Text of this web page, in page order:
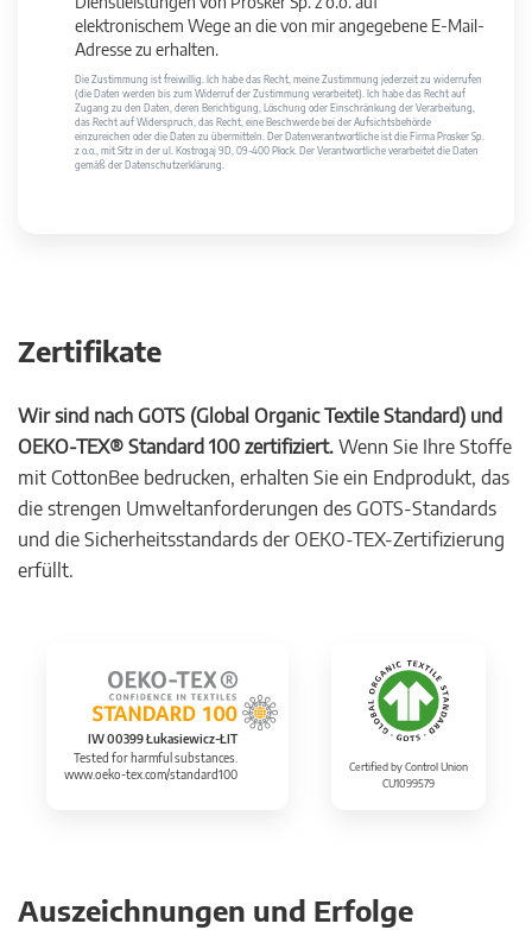
elektronischem Wege an die von mir angegebene E-Mail-
Adresse zu erhalten.
Die Zustimmung ist freiwillig. Ich habe das Recht, meine Zustimmung jederzeit zu widerrufen
(die Daten werden bis zum Widerruf der Zustimmung verarbeitet). Ich habe das Recht auf
Zugang zu den Daten, deren Berichtigung, Löschung oder Einschränkung der Verarbeitung,
das Recht auf Widerspruch, das Recht, eine Beschwerde bei der Aufsichtsbehörde
einzureichen oder die Daten zu übermitteln. Der Datenverantwortliche ist die Firma Prosker Sp.
z o.o., mit Sitz in der ul. Kostrogaj 9D, 09-400 Płock. Der Verantwortliche verarbeitet die Daten
gemäß der Datenschutzerklärung.
Zertifikate
Wir sind nach GOTS (Global Organic Textile Standard) und
OEKO-TEX® Standard 100 zertifiziert. Wenn Sie Ihre Stoffe
mit CottonBee bedrucken, erhalten Sie ein Endprodukt, das
die strengen Umweltanforderungen des GOTS-Standards
und die Sicherheitsstandards der OEKO-TEX-Zertifizierung
erfüllt.
IW 00399 Łukasiewicz-ŁIT
Tested for harmful substances.
www.oeko-tex.com/standard100
Certified by Control Union
CU1099579
Auszeichnungen und Erfolge